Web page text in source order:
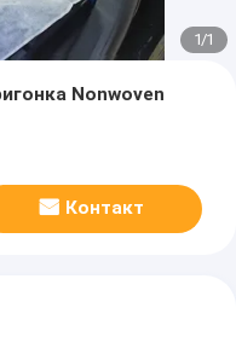
1/1
Nonwoven
Контакт